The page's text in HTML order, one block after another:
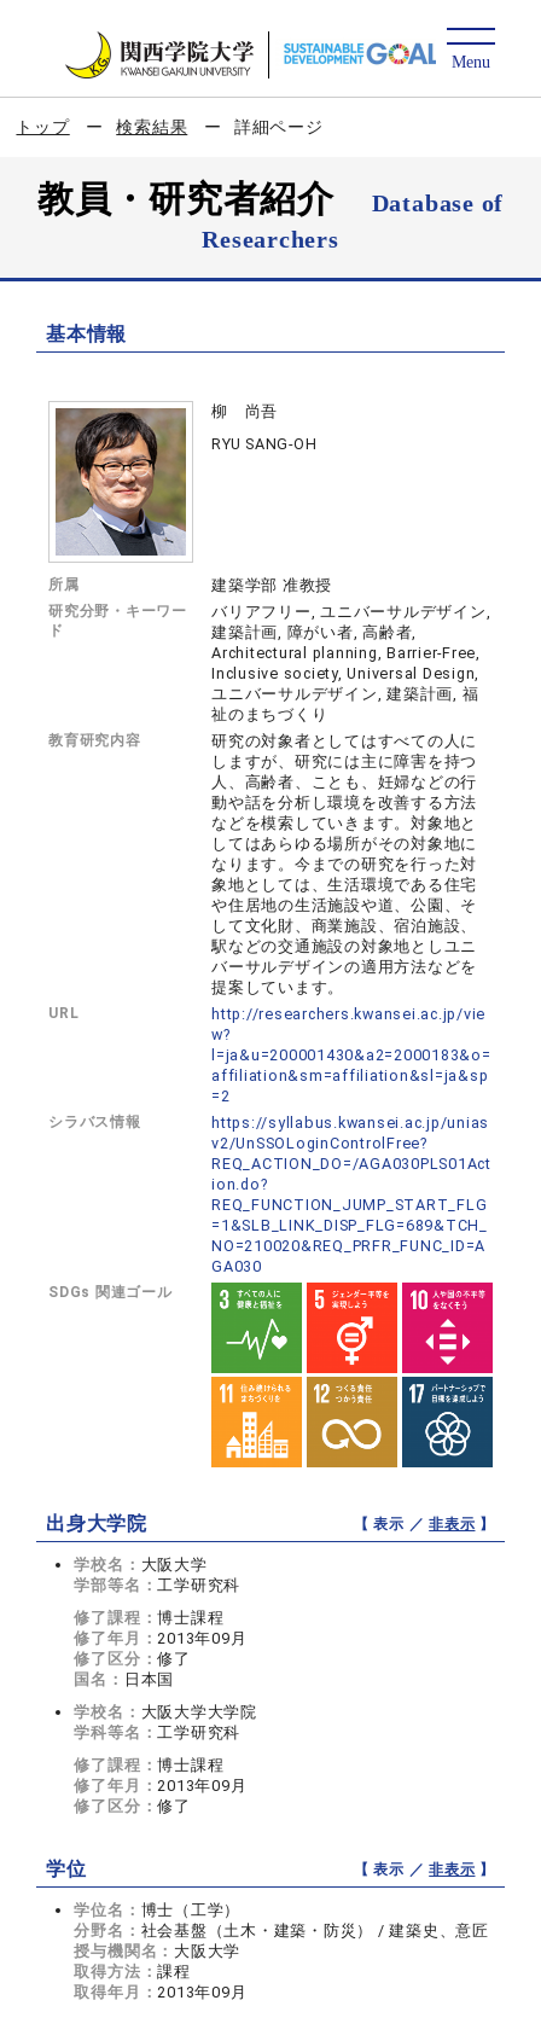
トップ 検索結果 詳細ページ
教員・研究者紹介
Database of
Researchers
基本情報
柳 尚吾
RYU SANG-OH
所属 建築学部 准教授
研究分野・キーワー
ド
バリアフリー, ユニバーサルデザイン,
建築計画, 障がい者, 高齢者,
Architectural planning, Barrier-Free,
Inclusive society, Universal Design,
ユニバーサルデザイン, 建築計画, 福
祉のまちづくり
教育研究内容
研究の対象者としてはすべての人に
しますが、研究には主に障害を持つ
人、高齢者、ことも、妊婦などの行
動や話を分析し環境を改善する方法
などを模索していきます。対象地と
してはあらゆる場所がその対象地に
なります。今までの研究を行った対
象地としては、生活環境である住宅
や住居地の生活施設や道、公園、そ
して文化財、商業施設、宿泊施設、
駅などの交通施設の対象地としユニ
バーサルデザインの適用方法などを
提案しています。
URL
http://researchers.kwansei.ac.jp/vie
w?
l=ja&u=200001430&a2=2000183&o=
affiliation&sm=affiliation&sl=ja&sp
=2
シラバス情報
https://syllabus.kwansei.ac.jp/unias
v2/UnSSOLoginControlFree?
REQ_ACTION_DO=/AGA030PLS01Act
ion.do?
REQ_FUNCTION_JUMP_START_FLG
=1&SLB_LINK_DISP_FLG=689&TCH_
NO=210020&REQ_PRFR_FUNC_ID=A
GA030
SDGs 関連ゴール
出身大学院 【 表示 ／非表示 】
学校名： 大阪大学
学部等名：工学研究科
修了課程：博士課程
修了年月：2013年09月
修了区分：修了
国名： 日本国
学校名： 大阪大学大学院
学科等名：工学研究科
修了課程：博士課程
修了年月：2013年09月
修了区分：修了
学位 【 表示 ／非表示 】
学位名： 博士（工学）
分野名： 社会基盤（土木・建築・防災） / 建築史、意匠
授与機関名： 大阪大学
取得方法：課程
取得年月：2013年09月